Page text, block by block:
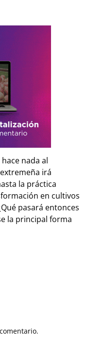
nada al
irá
la práctica
en cultivos
pasará entonces
la principal forma